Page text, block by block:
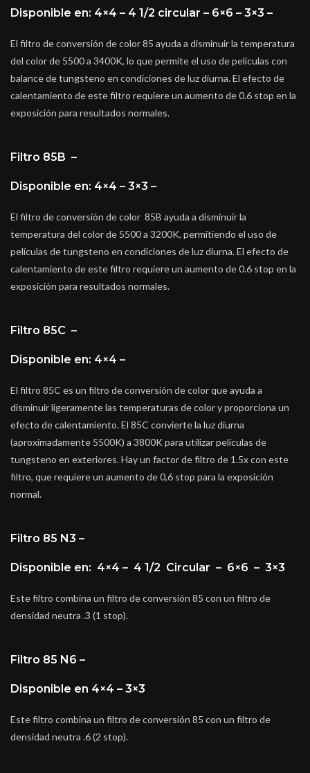
Disponible en: 4×4 – 4 1/2 circular – 6×6 – 3×3 –
El filtro de conversión de color 85 ayuda a disminuir la temperatura
del color de 5500 a 3400K, lo que permite el uso de películas con
balance de tungsteno en condiciones de luz diurna. El efecto de
calentamiento de este filtro requiere un aumento de 0.6 stop en la
exposición para resultados normales.
Filtro 85B –
Disponible en: 4×4 – 3×3 –
El filtro de conversión de color 85B ayuda a disminuir la
temperatura del color de 5500 a 3200K, permitiendo el uso de
películas de tungsteno en condiciones de luz diurna. El efecto de
calentamiento de este filtro requiere un aumento de 0.6 stop en la
exposición para resultados normales.
Filtro 85C –
Disponible en: 4×4 –
El filtro 85C es un filtro de conversión de color que ayuda a
disminuir ligeramente las temperaturas de color y proporciona un
efecto de calentamiento. El 85C convierte la luz diurna
(aproximadamente 5500K) a 3800K para utilizar películas de
tungsteno en exteriores. Hay un factor de filtro de 1.5x con este
filtro, que requiere un aumento de 0,6 stop para la exposición
normal.
Filtro 85 N3 –
Disponible en: 4×4 – 4 1/2 Circular – 6×6 – 3×3
Este filtro combina un filtro de conversión 85 con un filtro de
densidad neutra .3 (1 stop).
Filtro 85 N6 –
Disponible en 4×4 – 3×3
Este filtro combina un filtro de conversión 85 con un filtro de
densidad neutra .6 (2 stop).